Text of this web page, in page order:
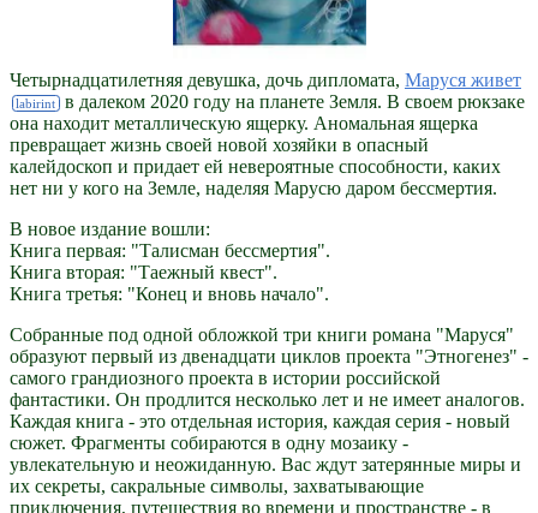
Четырнадцатилетняя девушка, дочь дипломата, Маруся живет
в далеком 2020 году на планете Земля. В своем рюкзаке
она находит металлическую ящерку. Аномальная ящерка
превращает жизнь своей новой хозяйки в опасный
калейдоскоп и придает ей невероятные способности, каких
нет ни у кого на Земле, наделяя Марусю даром бессмертия.
В новое издание вошли:
Книга первая: "Талисман бессмертия".
Книга вторая: "Таежный квест".
Книга третья: "Конец и вновь начало".
Собранные под одной обложкой три книги романа "Маруся"
образуют первый из двенадцати циклов проекта "Этногенез" -
самого грандиозного проекта в истории российской
фантастики. Он продлится несколько лет и не имеет аналогов.
Каждая книга - это отдельная история, каждая серия - новый
сюжет. Фрагменты собираются в одну мозаику -
увлекательную и неожиданную. Вас ждут затерянные миры и
их секреты, сакральные символы, захватывающие
приключения, путешествия во времени и пространстве - в